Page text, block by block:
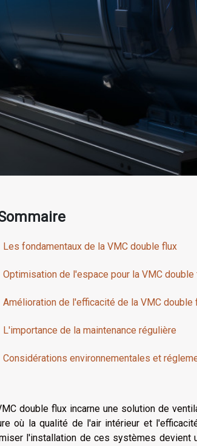
Les fondamentaux de la VMC double flux
Optimisation de l'espace pour la VMC double
Amélioration de l'efficacité de la VMC double
L'importance de la maintenance régulière
Considérations environnementales et
double flux incarne une solution de
où la qualité de l'air intérieur et
l'installation de ces systèmes devient